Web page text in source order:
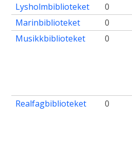
Lysholmbiblioteket
0
Marinbiblioteket
0
Musikkbiblioteket
0
Realfagbiblioteket 0